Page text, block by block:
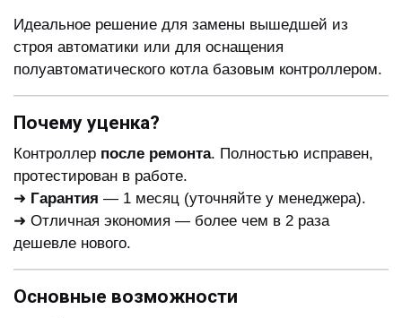
Идеальное решение для замены вышедшей из
строя автоматики или для оснащения
полуавтоматического котла базовым контроллером.
Почему уценка?
Контроллер после ремонта. Полностью исправен,
протестирован в работе.
➜ Гарантия — 1 месяц (уточняйте у менеджера).
➜ Отличная экономия — более чем в 2 раза
дешевле нового.
Основные возможности